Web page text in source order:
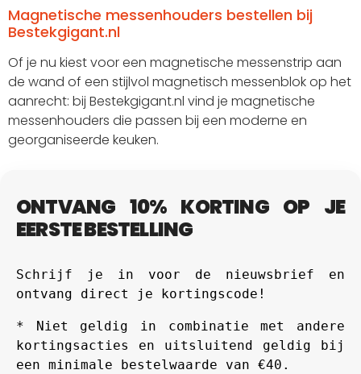
Magnetische messenhouders bestellen bij
Bestekgigant.nl
Of je nu kiest voor een magnetische messenstrip aan
de wand of een stijlvol magnetisch messenblok op het
aanrecht: bij Bestekgigant.nl vind je magnetische
messenhouders die passen bij een moderne en
georganiseerde keuken.
ONTVANG 10% KORTING OP JE
EERSTE BESTELLING
Schrijf je in voor de nieuwsbrief en
ontvang direct je kortingscode!
* Niet geldig in combinatie met andere
kortingsacties en uitsluitend geldig bij
een minimale bestelwaarde van €40.